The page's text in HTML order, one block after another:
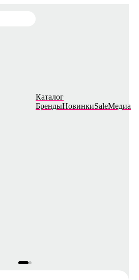
Каталог
БрендыНовинкиSaleМедиа